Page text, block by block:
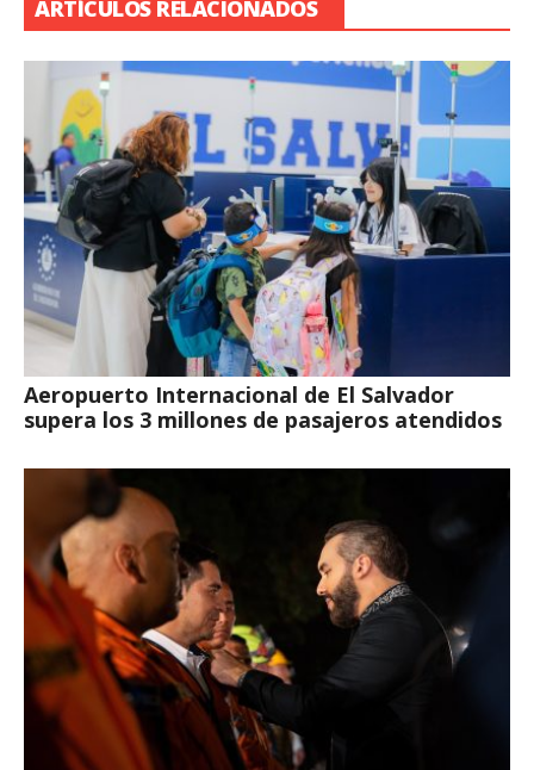
ARTÍCULOS RELACIONADOS
Aeropuerto Internacional de El Salvador
supera los 3 millones de pasajeros atendidos